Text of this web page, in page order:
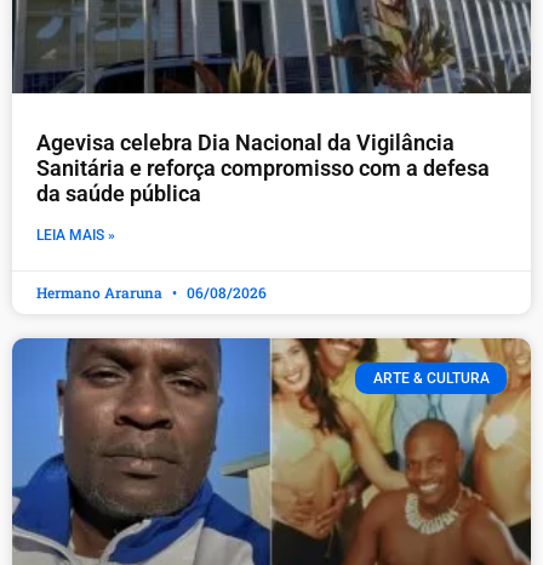
Agevisa celebra Dia Nacional da Vigilância
Sanitária e reforça compromisso com a defesa
da saúde pública
LEIA MAIS »
Hermano Araruna 06/08/2026
ARTE & CULTURA